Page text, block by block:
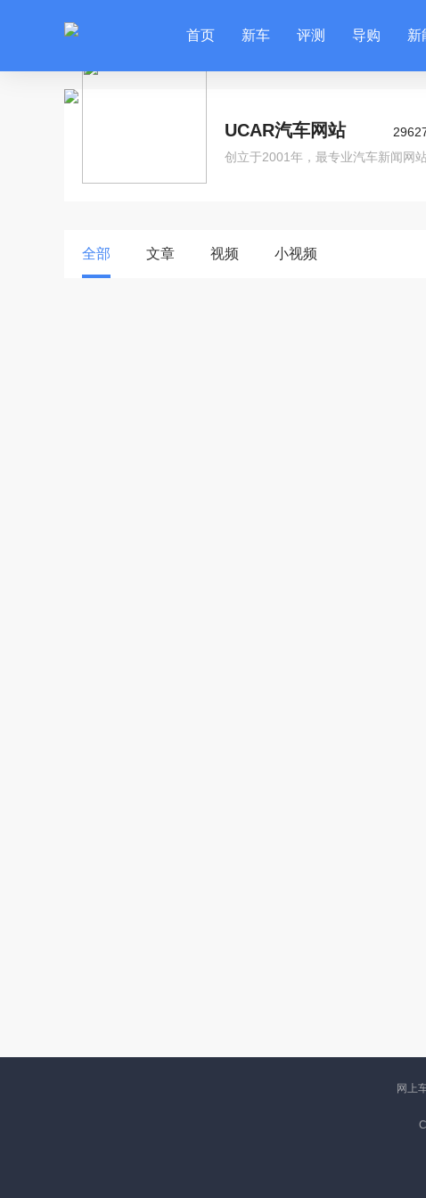
首页 新车 评测 导购 新
UCAR汽车网站
创立于2001年，最专业汽车新闻网
全部 文章 视频 小视频
网上